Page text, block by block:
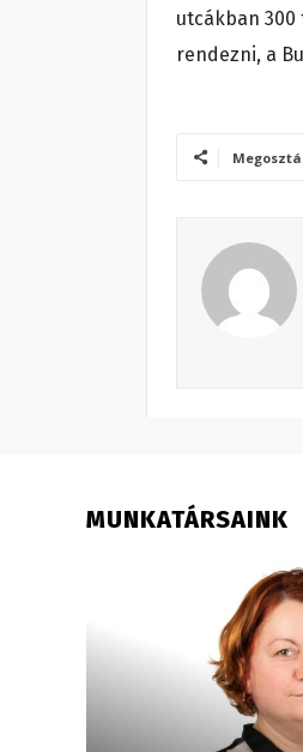
utcákban
rendezni, a
MUNKATÁRSAINK